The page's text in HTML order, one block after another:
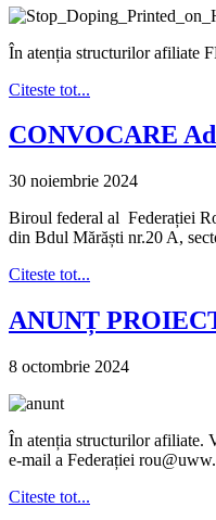
În atenția structurilor afiliate
Citeste tot...
CONVOCARE
30 noiembrie 2024
Biroul federal al Federației
din Bdul Mărăști nr.20 A,
Citeste tot...
ANUNȚ
8 octombrie 2024
În atenția structurilor afiliate.
e-mail a Federației
Citeste tot...